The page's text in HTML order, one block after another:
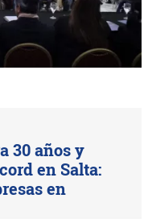
30 años y
en Salta:
en